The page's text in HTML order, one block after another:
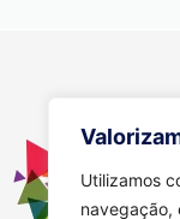
Utilizamos
navegação,